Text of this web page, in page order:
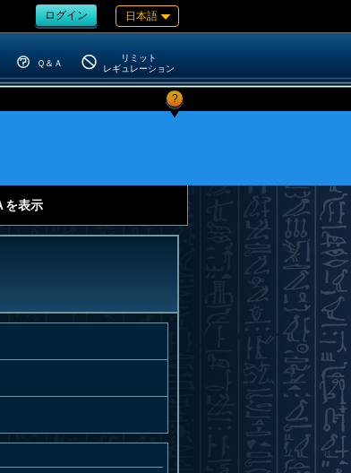
ログイン 日本語
Ｑ＆Ａ
リミット
レギュレーション
?
を表示